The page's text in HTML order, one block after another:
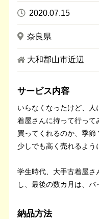
2020.07.15
奈良県
大和郡山市近辺
サービス内容
いらなくなったけど、
着屋さんに持って行って
買ってくれるのか、季節
少しでも高く売れるよう
学生時代、大手古着屋さ
し、最後の数カ月は、
納品方法